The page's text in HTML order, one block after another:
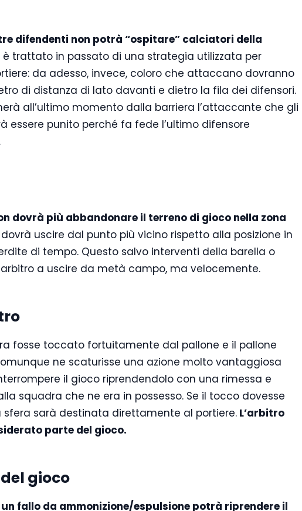
difendenti non potrà “ospitare” calciatori della
è trattato in passato di una strategia utilizzata per
da adesso, invece, coloro che attaccano dovranno
di distanza di lato davanti e dietro la fila dei difensori.
all’ultimo momento dalla barriera l’attaccante che gli
essere punito perché fa fede l’ultimo difensore
dovrà più abbandonare il terreno di gioco nella zona
uscire dal punto più vicino rispetto alla posizione in
di tempo. Questo salvo interventi della barella o
a uscire da metà campo, ma velocemente.
fosse toccato fortuitamente dal pallone e il pallone
ne scaturisse una azione molto vantaggiosa
il gioco riprendendolo con una rimessa e
squadra che ne era in possesso. Se il tocco dovesse
sfera sarà destinata direttamente al portiere. L’arbitro
parte del gioco.
gioco
fallo da ammonizione/espulsione potrà riprendere il